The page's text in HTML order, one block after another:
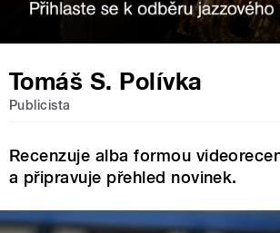
Tomáš S. Polívka
Publicista
Recenzuje alba formou
a připravuje přehled novinek.